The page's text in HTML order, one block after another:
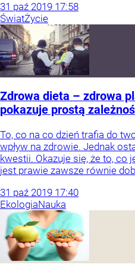
31 paź 2019 17:58
ŚwiatŻycie
Zdrowa dieta – zdrowa
pokazuje prostą
To, co na co dzień trafia do
wpływ na zdrowie. Jednak
kwestii. Okazuje się, że to, co
jest prawie zawsze równie
31 paź 2019 17:40
EkologiaNauka